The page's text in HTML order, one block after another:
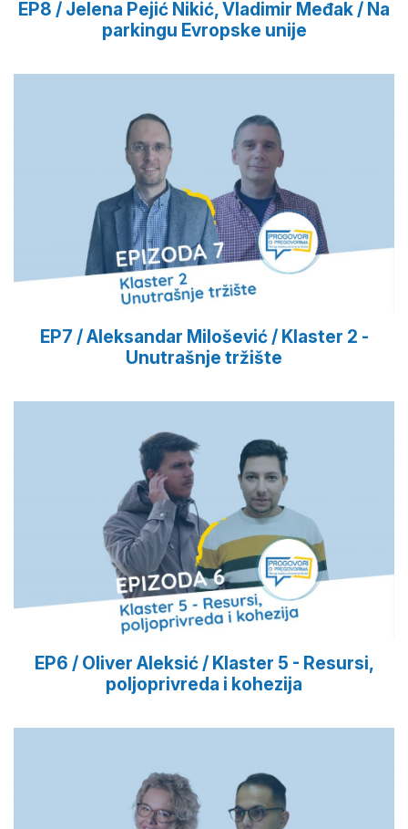
EP8 / Jelena Pejić Nikić, Vladimir Međak / Na
parkingu Evropske unije
EP7 / Aleksandar Milošević / Klaster 2 -
Unutrašnje tržište
EP6 / Oliver Aleksić / Klaster 5 - Resursi,
poljoprivreda i kohezija